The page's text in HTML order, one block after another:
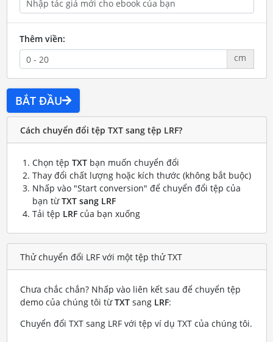
Thêm viền:
cm
BẮT ĐẦU
Cách chuyển đổi tệp TXT sang tệp LRF?
Chọn tệp TXTbạn muốn chuyển đổi
Thay đổi chất lượng hoặc kích thước (không bắt buộc)
Nhấp vào "Start conversion" để chuyển đổi tệp của
bạn từTXT sang LRF
Tải tệp LRFcủa bạn xuống
Thử chuyển đổi LRF với một tệp thử TXT
Chưa chắc chắn? Nhấp vào liên kết sau để chuyển tệp
demo của chúng tôi từTXTsang LRF:
Chuyển đổi TXT sang LRF với tệp ví dụ TXT của chúng tôi.